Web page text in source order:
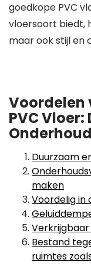
goedkope PVC
vloersoort biedt,
maar ook stijl en
Voordelen
PVC
Duurzaam
maken
Voordelig in
Bestand
ruimtes